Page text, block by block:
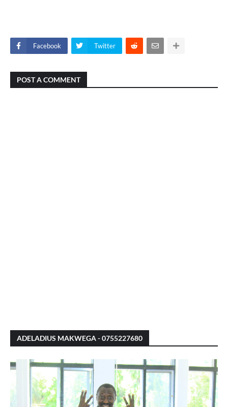
Facebook Twitter
POST A COMMENT
ADELADIUS MAKWEGA - 0755227680